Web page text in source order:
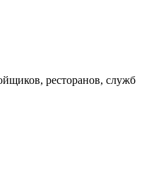
ресторанов, служб